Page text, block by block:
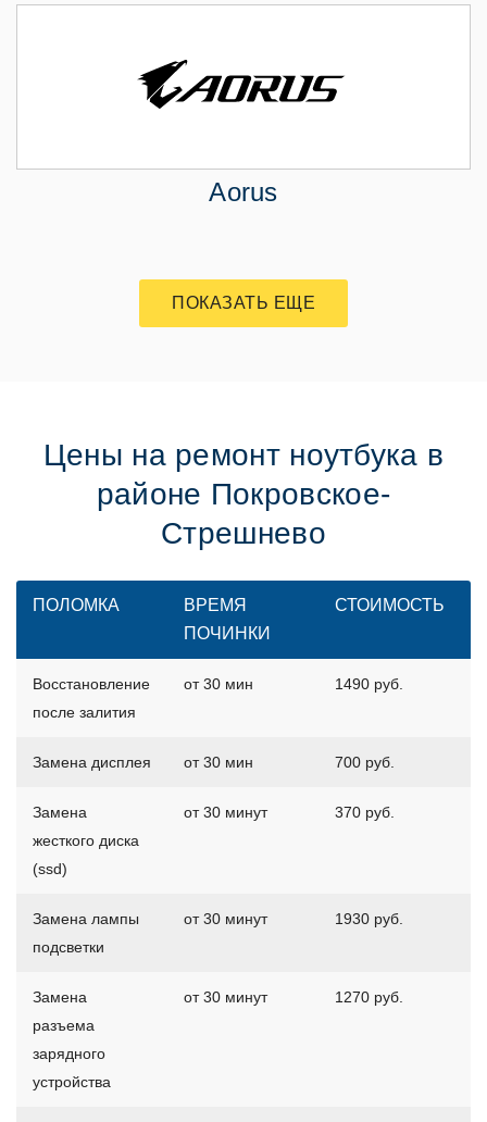
Aorus
ПОКАЗАТЬ ЕЩЕ
Цены на ремонт ноутбука в
районе Покровское-
Стрешнево
ПОЛОМКА
ВРЕМЯ
ПОЧИНКИ
СТОИМОСТЬ
Восстановление
после залития
от 30 мин 1490 руб.
Замена дисплея от 30 мин 700 руб.
Замена
жесткого диска
(ssd)
от 30 минут 370 руб.
Замена лампы
подсветки
от 30 минут 1930 руб.
Замена
разъема
зарядного
устройства
от 30 минут 1270 руб.